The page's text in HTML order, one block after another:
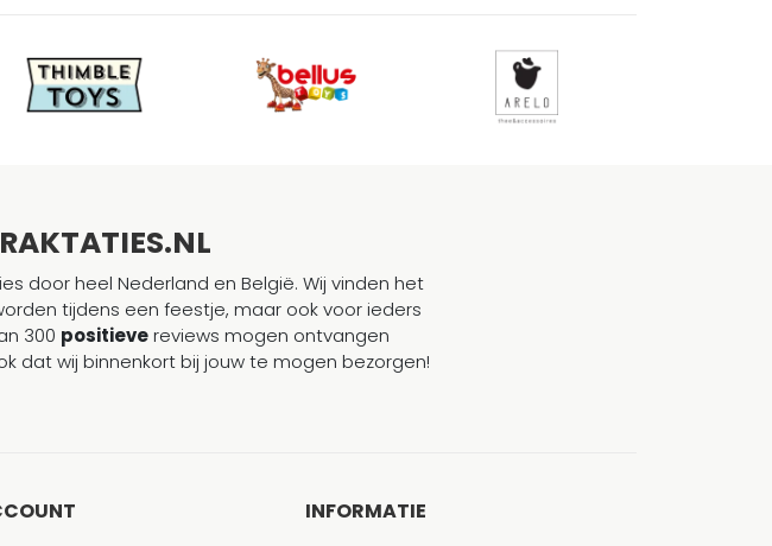
door heel Nederland en België. Wij vinden het
tijdens een feestje, maar ook voor ieders
300 positievereviews mogen ontvangen
dat wij binnenkort bij jouw te mogen bezorgen!
INFORMATIE